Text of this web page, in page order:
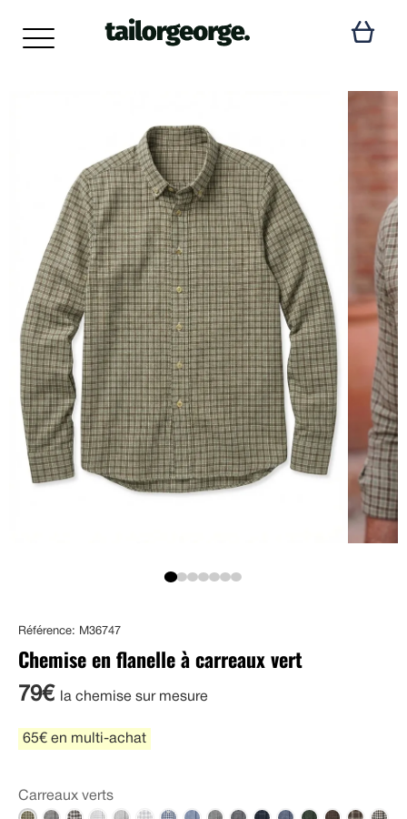
Référence: M36747
Chemise en flanelle à carreaux vert
79€ la chemise sur mesure
65€ en multi-achat
Carreaux verts